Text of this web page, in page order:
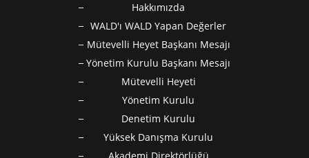
Hakkımızda
WALD'ı WALD Yapan Değerler
Mütevelli Heyet Başkanı Mesajı
Yönetim Kurulu Başkanı Mesajı
Mütevelli Heyeti
Yönetim Kurulu
Denetim Kurulu
Yüksek Danışma Kurulu